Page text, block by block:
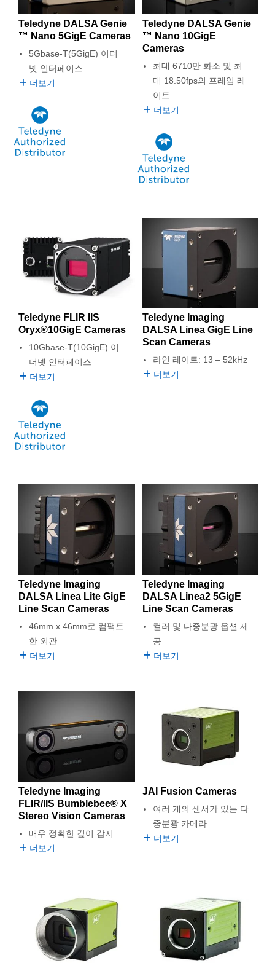
Teledyne DALSA Genie
™ Nano 5GigE Cameras
5Gbase-T(5GigE) 이더
넷 인터페이스
더보기
Teledyne DALSA Genie
™ Nano 10GigE
Cameras
최대 6710만 화소 및 최
대 18.50fps의 프레임 레
이트
더보기
Teledyne FLIR IIS
Oryx®10GigE Cameras
10Gbase-T(10GigE) 이
더넷 인터페이스
더보기
Teledyne Imaging
DALSA Linea GigE Line
Scan Cameras
라인 레이트: 13 – 52kHz
더보기
Teledyne Imaging
DALSA Linea Lite GigE
Line Scan Cameras
46mm x 46mm로 컴팩트
한 외관
더보기
Teledyne Imaging
DALSA Linea2 5GigE
Line Scan Cameras
컬러 및 다중분광 옵션 제
공
더보기
Teledyne Imaging
FLIR/IIS Bumblebee® X
Stereo Vision Cameras
매우 정확한 깊이 감지
더보기
JAI Fusion Cameras
여러 개의 센서가 있는 다
중분광 카메라
더보기